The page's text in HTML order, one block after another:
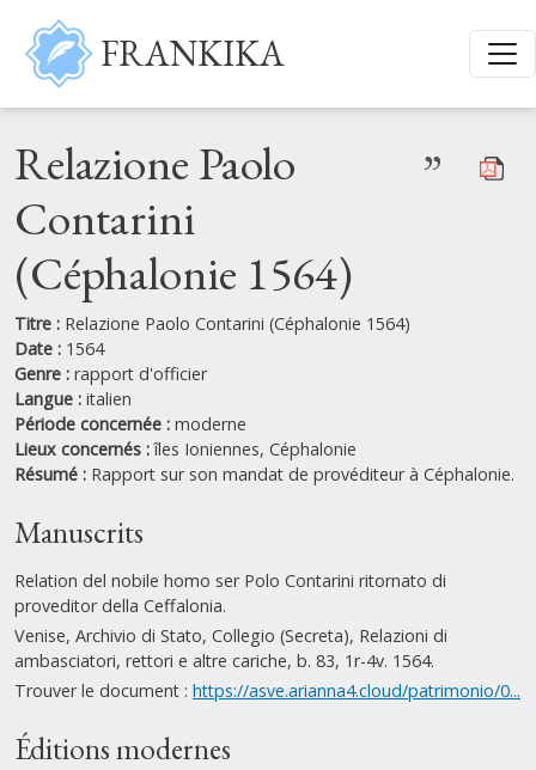
Aller au contenu principal
FRANKIKA
Relazione Paolo
Contarini
(Céphalonie 1564)
”
Titre : Relazione Paolo Contarini (Céphalonie 1564)
Date : 1564
Genre : rapport d'officier
Langue : italien
Période concernée : moderne
Lieux concernés :îles Ioniennes, Céphalonie
Résumé : Rapport sur son mandat de provéditeur à Céphalonie.
Manuscrits
Relation del nobile homo ser Polo Contarini ritornato di
proveditor della Ceffalonia.
Venise, Archivio di Stato, Collegio (Secreta), Relazioni di
ambasciatori, rettori e altre cariche, b. 83, 1r-4v. 1564.
Trouver le document : https://asve.arianna4.cloud/patrimonio/0...
Éditions modernes